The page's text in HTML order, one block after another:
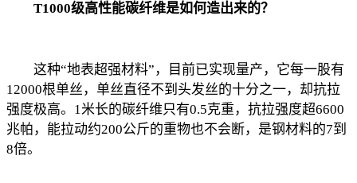
T1000级高性能碳纤维是如何造出来的？
这种“地表超强材料”，目前已实现量产，它每一股有
12000根单丝，单丝直径不到头发丝的十分之一，却抗拉
强度极高。1米长的碳纤维只有0.5克重，抗拉强度超6600
兆帕，能拉动约200公斤的重物也不会断，是钢材料的7到
8倍。